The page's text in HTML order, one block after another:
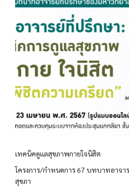
เทคนิคดูแลสุขภาพกายใจนิสิต
โครงการ/กำหนดการ 67 บทบาทอาจ
สุขภา